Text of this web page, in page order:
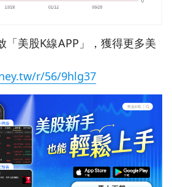
「美股K線APP」，獲得更多美
r/56/9hlg37